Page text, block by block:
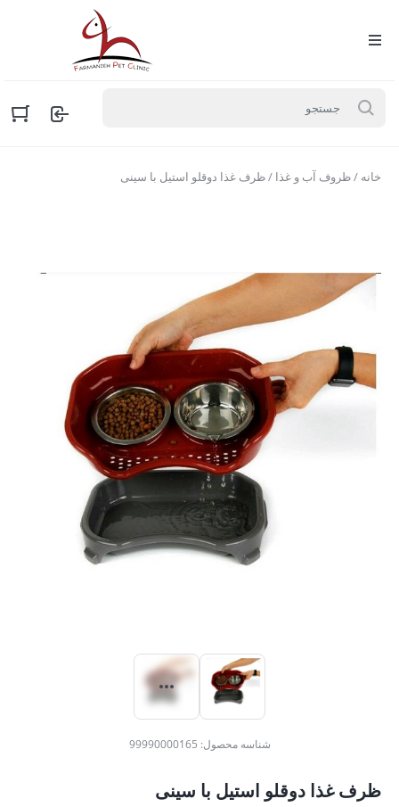
خانه /ظروف آب و غذا / ظرف غذا دوقلو استیل با سینی
شناسه محصول: 99990000165
ظرف غذا دوقلو استیل با سینی